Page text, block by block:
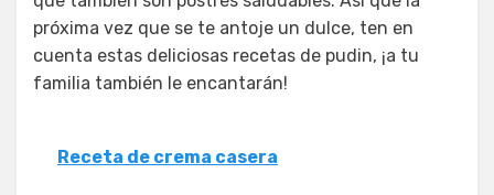
próxima vez que se te antoje un dulce, ten en
cuenta estas deliciosas recetas de pudin, ¡a tu
familia también le encantarán!
Receta de crema casera